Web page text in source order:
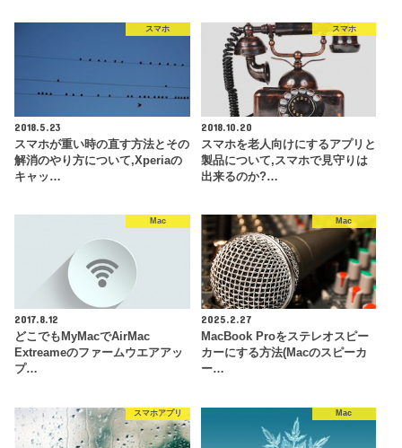
スマホ
2018.5.23
スマホが重い時の直す方法とその
解消のやり方について,Xperiaの
キャッ…
スマホ
2018.10.20
スマホを老人向けにするアプリと
製品について,スマホで見守りは
出来るのか?…
Mac
2017.8.12
どこでもMyMacでAirMac
Extreameのファームウエアアッ
プ…
Mac
2025.2.27
MacBook Proをステレオスピー
カーにする方法(Macのスピーカ
ー…
スマホアプリ Mac